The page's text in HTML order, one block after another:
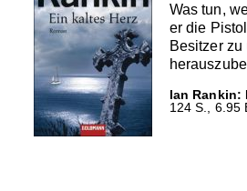
Was tun,
er die
Besitzer
Ian Rankin:
124 S., 6.95